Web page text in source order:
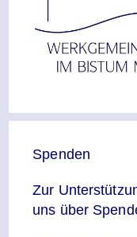
Spenden
Zur
uns über